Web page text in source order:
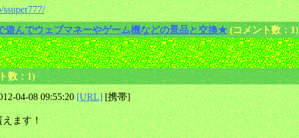
ssuper777/
遊んでウェブマネーやゲーム機などの景品と交換★(コメント数：1)
数：1)
04-08 09:55:20[URL][携帯]
えます！